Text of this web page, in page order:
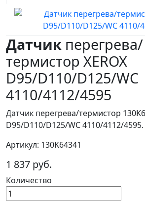
Датчик перегрева/
термистор XEROX
D95/D110/D125/WC
4110/4112/4595
Датчик перегрева/термистор
D95/D110/D125/WC 4110/4112/4595.
Артикул: 130K64341
1 837 руб.
Количество